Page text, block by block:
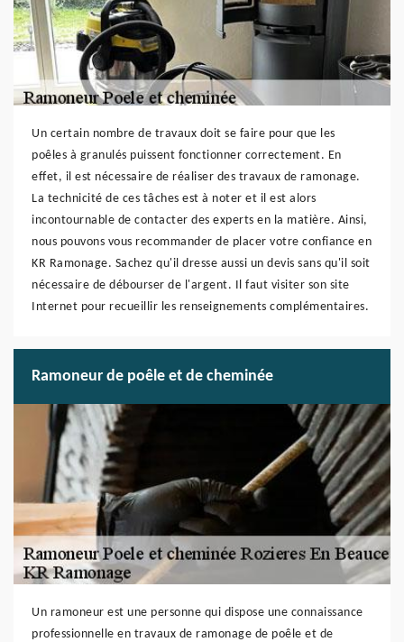
Un certain nombre de travaux doit se faire pour que les
poêles à granulés puissent fonctionner correctement. En
effet, il est nécessaire de réaliser des travaux de ramonage.
La technicité de ces tâches est à noter et il est alors
incontournable de contacter des experts en la matière. Ainsi,
nous pouvons vous recommander de placer votre confiance en
KR Ramonage. Sachez qu'il dresse aussi un devis sans qu'il soit
nécessaire de débourser de l'argent. Il faut visiter son site
Internet pour recueillir les renseignements complémentaires.
Ramoneur de poêle et de cheminée
Un ramoneur est une personne qui dispose une connaissance
professionnelle en travaux de ramonage de poêle et de